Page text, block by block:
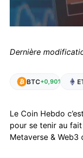
Dernière
BTC+0,90%
Le Coin Hebdo
pour se tenir au
Metaverse & Web3